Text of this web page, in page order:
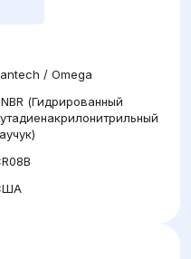
/ Omega
(Гидрированный